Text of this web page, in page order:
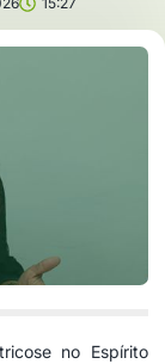
no Espírito